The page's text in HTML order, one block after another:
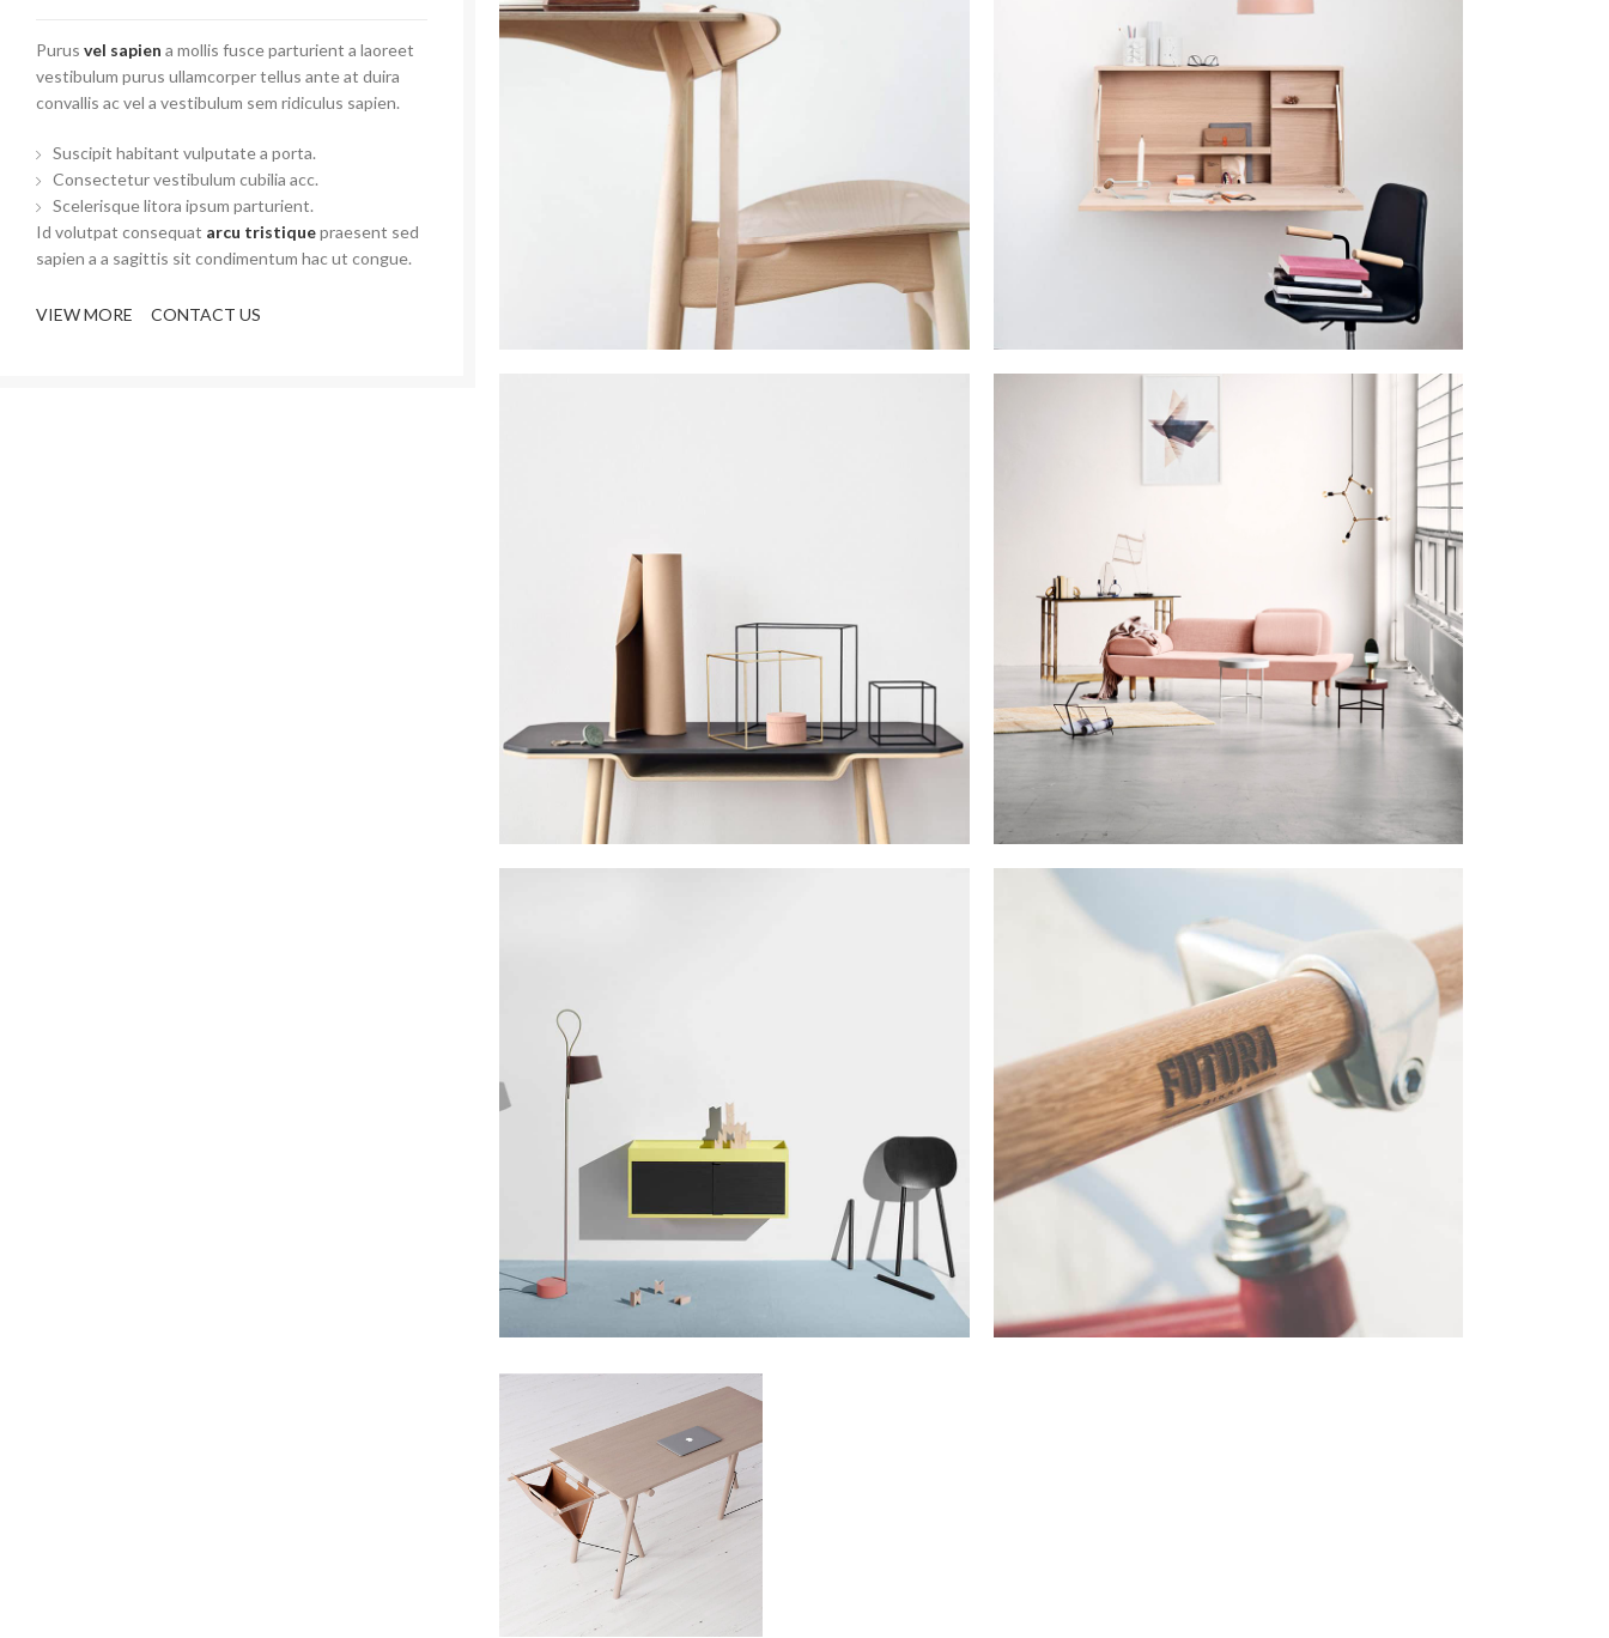
Purus vel sapien a mollis fusce parturient a laoreet
vestibulum purus ullamcorper tellus ante at duira
convallis ac vel a vestibulum sem ridiculus sapien.
Suscipit habitant vulputate a porta.
Consectetur vestibulum cubilia acc.
Scelerisque litora ipsum parturient.
Id volutpat consequat arcu tristiquepraesent sed
sapien a a sagittis sit condimentum hac ut congue.
VIEW MORE CONTACT US